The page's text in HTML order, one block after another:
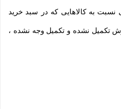
نسبت به کالاهایی که در سبد خرید
تکمیل نشده و تکمیل وجه نشده ،